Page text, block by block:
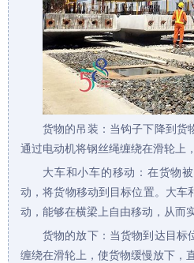
货物的吊装：当钩子下降到货
通过电动机将钢丝绳缠绕在滑轮上
大车和小车的移动：在货物
动，将货物移动到目标位置。大车
动，能够在横梁上自由移动，从而
货物的放下：当货物到达目标
缠绕在滑轮上，使货物缓慢放下，